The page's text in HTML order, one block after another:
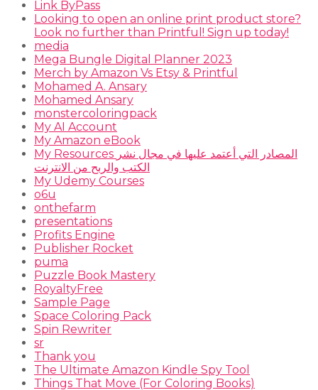
Link ByPass
Looking to open an online print product store?
Look no further than Printful! Sign up today!
media
Mega Bungle Digital Planner 2023
Merch by Amazon Vs Etsy & Printful
Mohamed A. Ansary
Mohamed Ansary
monstercoloringpack
My AI Account
My Amazon eBook
My Resources المصادر التي أعتمد عليها في مجال نشر
الكتب والربح من الانترنت
My Udemy Courses
o6u
onthefarm
presentations
Profits Engine
Publisher Rocket
puma
Puzzle Book Mastery
RoyaltyFree
Sample Page
Space Coloring Pack
Spin Rewriter
sr
Thank you
The Ultimate Amazon Kindle Spy Tool
Things That Move (For Coloring Books)